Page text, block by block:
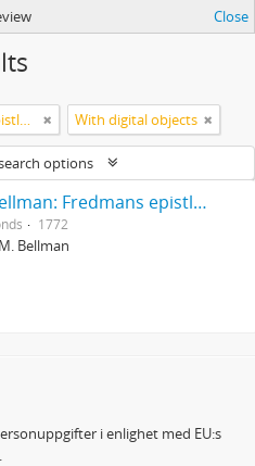
Close
Carl Michael Bellman: Fredmans epistlar [dedicerade till J.D. Duwall] Del 2 With digital objects
options
Carl Michael Bellman: Fredmans epistlar [dedicerade till J.D. Duwall] Del 2
1772
Bellman
i enlighet med EU:s